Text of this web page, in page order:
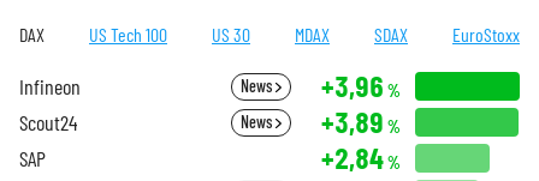
DAX US Tech 100 US 30 MDAX SDAX EuroStoxx
Infineon News +3,96 %
Scout24 News +3,89 %
SAP +2,84%